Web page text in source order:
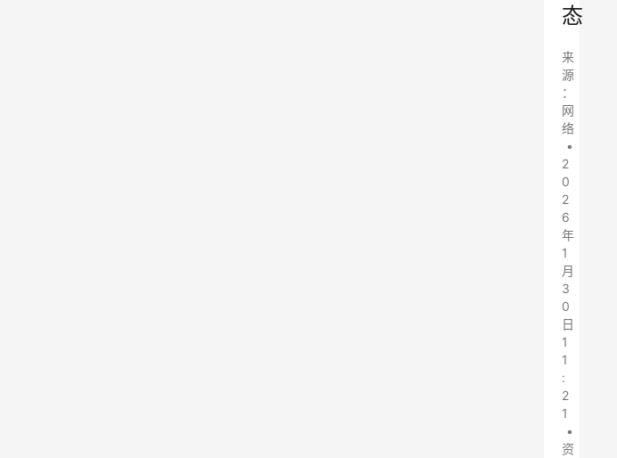
态
来
源
：
网
络
•
2
0
2
6
年
1
月
3
0
日
1
1
:
2
1
•
资